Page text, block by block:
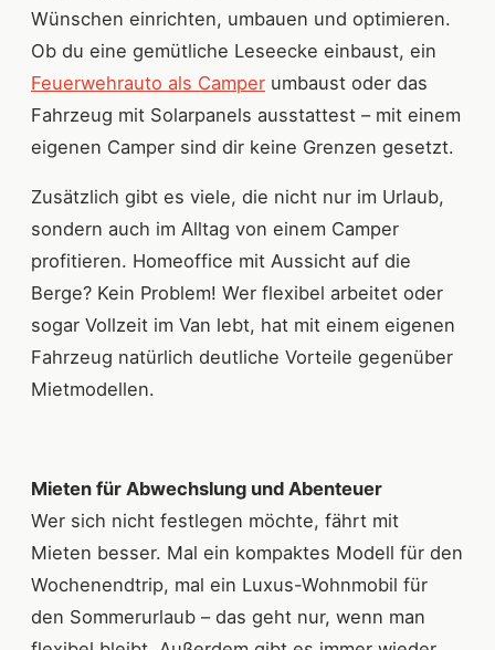
Wünschen einrichten, umbauen und optimieren.
Ob du eine gemütliche Leseecke einbaust, ein
Feuerwehrauto als Camper umbaust oder das
Fahrzeug mit Solarpanels ausstattest – mit einem
eigenen Camper sind dir keine Grenzen gesetzt.
Zusätzlich gibt es viele, die nicht nur im Urlaub,
sondern auch im Alltag von einem Camper
profitieren. Homeoffice mit Aussicht auf die
Berge? Kein Problem! Wer flexibel arbeitet oder
sogar Vollzeit im Van lebt, hat mit einem eigenen
Fahrzeug natürlich deutliche Vorteile gegenüber
Mietmodellen.
Mieten für Abwechslung und Abenteuer
Wer sich nicht festlegen möchte, fährt mit
Mieten besser. Mal ein kompaktes Modell für den
Wochenendtrip, mal ein Luxus-Wohnmobil für
den Sommerurlaub – das geht nur, wenn man